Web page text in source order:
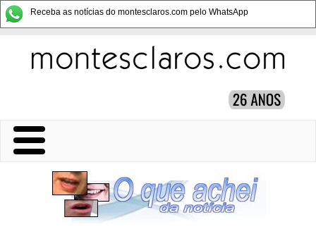
Receba as notícias do montesclaros.com pelo WhatsApp